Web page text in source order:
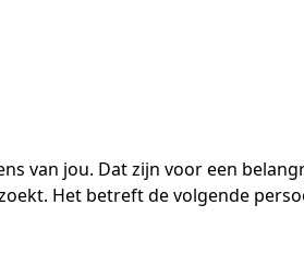
van jou. Dat zijn voor een
Het betreft de volgende